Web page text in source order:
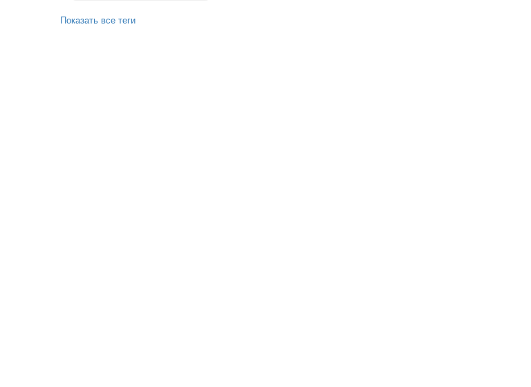
Показать все теги